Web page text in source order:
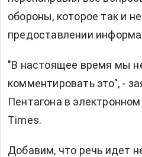
обороны, которое так и
предоставлении
"В настоящее время мы
комментировать это", -
Пентагона в
Times.
Добавим, что речь идет